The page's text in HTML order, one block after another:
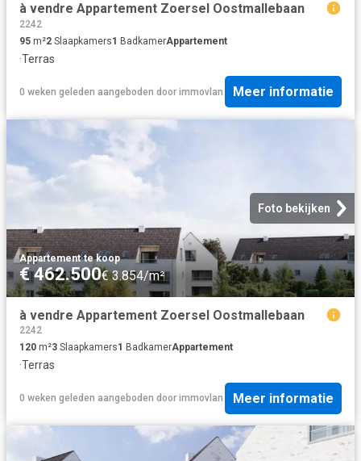
à vendre Appartement Zoersel Oostmallebaan
2242
95 m²2 Slaapkamers1 BadkamerAppartement
·Terras
0 weken geleden aangeboden door immovlan Meer informatie
Foto bekijken
Appartement·te koop
€ 462.500€ 3.854/m²
à vendre Appartement Zoersel Oostmallebaan
2242
120 m²3 Slaapkamers1 BadkamerAppartement
·Terras
0 weken geleden aangeboden door immovlan Meer informatie